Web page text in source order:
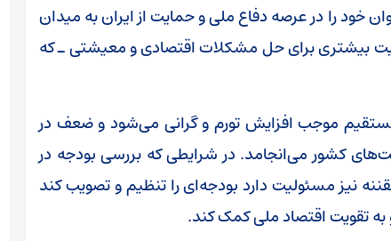
خود را در عرصه دفاع ملی و حمایت از ایران به میدان
بیشتری برای حل مشکلات اقتصادی و معیشتی ـ که
موجب افزایش تورم و گرانی می‌شود و ضعف در
کشور می‌انجامد. در شرایطی که بررسی بودجه در
نیز مسئولیت دارد بودجه‌ای را تنظیم و تصویب کند
تقویت اقتصاد ملی کمک کند.